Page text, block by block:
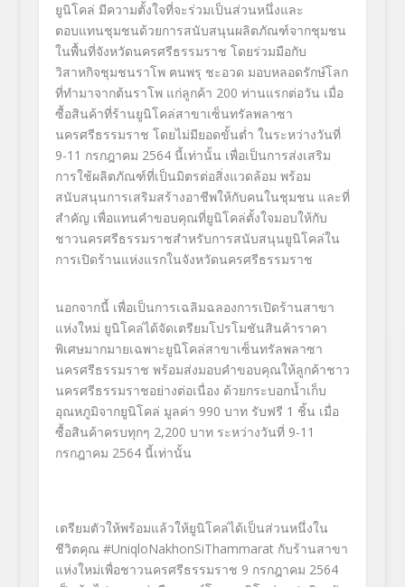
ยูนิโคล่ มีความตั้งใจที่จะร่วมเป็นส่วนหนึ่งและ
ตอบแทนชุมชนด้วยการสนับสนุนผลิตภัณฑ์จากชุมชน
ในพื้นที่จังหวัดนครศรีธรรมราช โดยร่วมมือกับ
วิสาหกิจชุมชนราโพ ฅนพรุ ชะอวด มอบหลอดรักษ์โลก
ที่ทำมาจากต้นราโพ แก่ลูกค้า 200 ท่านแรกต่อวัน เมื่อ
ซื้อสินค้าที่ร้านยูนิโคล่สาขาเซ็นทรัลพลาซา
นครศรีธรรมราช โดยไม่มียอดขั้นต่ำ ในระหว่างวันที่
9-11 กรกฎาคม 2564 นี้เท่านั้น เพื่อเป็นการส่งเสริม
การใช้ผลิตภัณฑ์ที่เป็นมิตรต่อสิ่งแวดล้อม พร้อม
สนับสนุนการเสริมสร้างอาชีพให้กับคนในชุมชน และที่
สำคัญ เพื่อแทนคำขอบคุณที่ยูนิโคล่ตั้งใจมอบให้กับ
ชาวนครศรีธรรมราชสำหรับการสนับสนุนยูนิโคล่ใน
การเปิดร้านแห่งแรกในจังหวัดนครศรีธรรมราช
นอกจากนี้ เพื่อเป็นการเฉลิมฉลองการเปิดร้านสาขา
แห่งใหม่ ยูนิโคล่ได้จัดเตรียมโปรโมชันสินค้าราคา
พิเศษมากมายเฉพาะยูนิโคล่สาขาเซ็นทรัลพลาซา
นครศรีธรรมราช พร้อมส่งมอบคำขอบคุณให้ลูกค้าชาว
นครศรีธรรมราชอย่างต่อเนื่อง ด้วยกระบอกน้ำเก็บ
อุณหภูมิจากยูนิโคล่ มูลค่า 990 บาท รับฟรี 1 ชิ้น เมื่อ
ซื้อสินค้าครบทุกๆ 2,200 บาท ระหว่างวันที่ 9-11
กรกฎาคม 2564นี้เท่านั้น
เตรียมตัวให้พร้อมแล้วให้ยูนิโคล่ได้เป็นส่วนหนึ่งใน
ชีวิตคุณ #UniqloNakhonSiThammarat กับร้านสาขา
แห่งใหม่เพื่อชาวนครศรีธรรมราช 9 กรกฎาคม 2564